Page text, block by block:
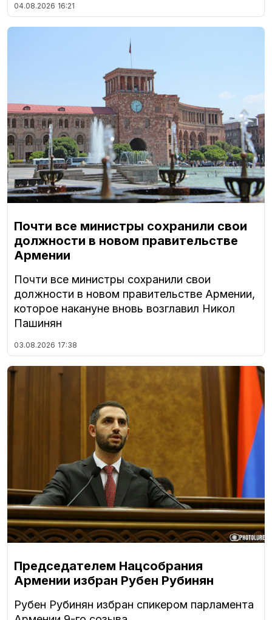
04.08.2026 16:21
Почти все министры сохранили свои
должности в новом правительстве
Армении
Почти все министры сохранили свои
должности в новом правительстве Армении,
которое накануне вновь возглавил Никол
Пашинян
03.08.2026 17:38
Председателем Нацсобрания
Армении избран Рубен Рубинян
Рубен Рубинян избран спикером парламента